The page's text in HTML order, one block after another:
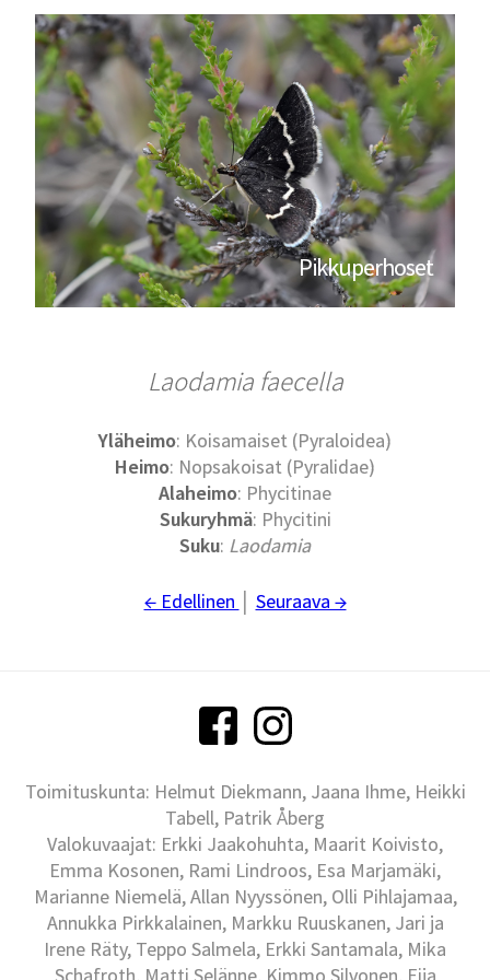
Pikkuperhoset
Laodamia faecella
Yläheimo: Koisamaiset (Pyraloidea)
Heimo: Nopsakoisat (Pyralidae)
Alaheimo: Phycitinae
Sukuryhmä: Phycitini
Suku: Laodamia
← Edellinen Seuraava →
Toimituskunta: Helmut Diekmann, Jaana Ihme, Heikki
Tabell, Patrik Åberg
Valokuvaajat: Erkki Jaakohuhta, Maarit Koivisto,
Emma Kosonen, Rami Lindroos, Esa Marjamäki,
Marianne Niemelä, Allan Nyyssönen, Olli Pihlajamaa,
Annukka Pirkkalainen, Markku Ruuskanen, Jari ja
Irene Räty, Teppo Salmela, Erkki Santamala, Mika